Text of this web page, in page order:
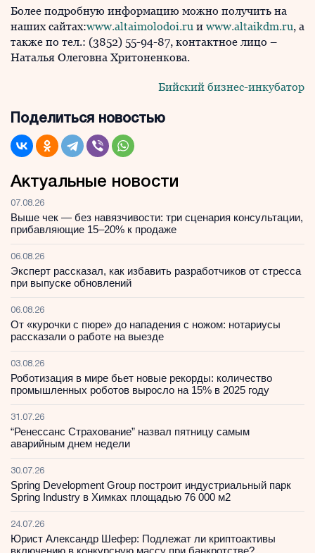
Более подробную информацию можно получить на
наших сайтах:www.altaimolodoi.ru и www.altaikdm.ru, а
также по тел.: (3852) 55-94-87, контактное лицо –
Наталья Олеговна Хритоненкова.
Бийский бизнес-инкубатор
Поделиться новостью
Актуальные новости
07.08.26
Выше чек — без навязчивости: три сценария консультации,
прибавляющие 15–20% к продаже
06.08.26
Эксперт рассказал, как избавить разработчиков от стресса
при выпуске обновлений
06.08.26
От «курочки с пюре» до нападения с ножом: нотариусы
рассказали о работе на выезде
03.08.26
Роботизация в мире бьет новые рекорды: количество
промышленных роботов выросло на 15% в 2025 году
31.07.26
“Ренессанс Страхование” назвал пятницу самым
аварийным днем недели
30.07.26
Spring Development Group построит индустриальный парк
Spring Industry в Химках площадью 76 000 м2
24.07.26
Юрист Александр Шефер: Подлежат ли криптоактивы
включению в конкурсную массу при банкротстве?